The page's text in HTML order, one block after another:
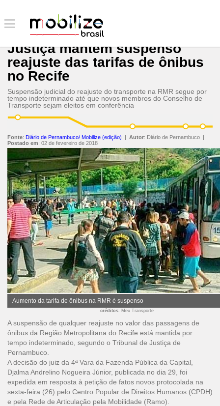
Justiça mantém suspenso
reajuste das tarifas de ônibus
no Recife
Suspensão judicial do reajuste do transporte na RMR segue por
tempo indeterminado até que novos membros do Conselho de
Transporte sejam eleitos em conferência
Fonte: Diário de Pernambuco/ Mobilize (edição) | Autor: Diário de Pernambuco |
Postado em: 02 de fevereiro de 2018
Aumento da tarifa de ônibus na RMR é suspenso
créditos: Meu Transporte
A suspensão de qualquer reajuste no valor das passagens de
ônibus da Região Metropolitana do Recife está mantida por
tempo indeterminado, segundo o Tribunal de Justiça de
Pernambuco.
A decisão do juiz da 4ª Vara da Fazenda Pública da Capital,
Djalma Andrelino Nogueira Júnior, publicada no dia 29, foi
expedida em resposta à petição de fatos novos protocolada na
sexta-feira (26) pelo Centro Popular de Direitos Humanos (CPDH)
e pela Rede de Articulação pela Mobilidade (Ramo).